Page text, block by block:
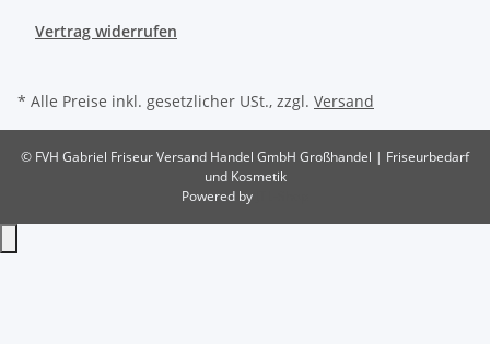
Vertrag widerrufen
* Alle Preise inkl. gesetzlicher USt., zzgl. Versand
© FVH Gabriel Friseur Versand Handel GmbH Großhandel | Friseurbedarf
und Kosmetik
Powered by